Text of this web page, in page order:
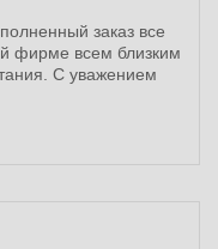
заказ все
фирме всем близким
С уважением